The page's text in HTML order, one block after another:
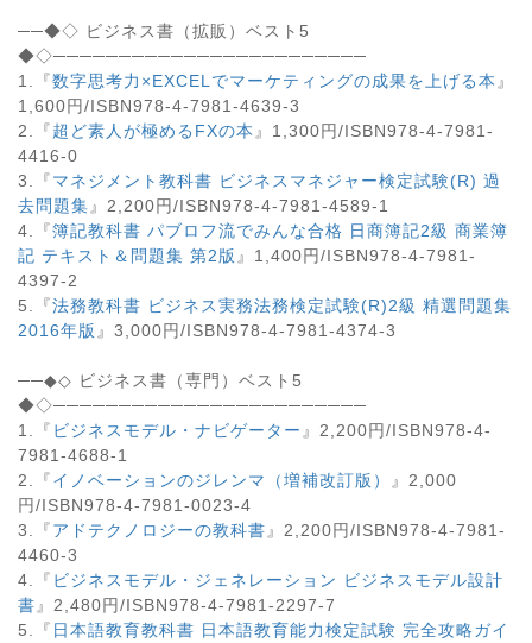
──◆◇ ビジネス書（拡販）ベスト5
◆◇────────────────────────
1.『数字思考力×EXCELでマーケティングの成果を上げる本 』
1,600円/ISBN978-4-7981-4639-3
2.『超ど素人が極めるFXの本 』1,300円/ISBN978-4-7981-
4416-0
3.『マネジメント教科書 ビジネスマネジャー検定試験(R) 過
去問題集 』2,200円/ISBN978-4-7981-4589-1
4.『簿記教科書 パブロフ流でみんな合格 日商簿記2級 商業簿
記 テキスト＆問題集 第2版 』1,400円/ISBN978-4-7981-
4397-2
5.『法務教科書 ビジネス実務法務検定試験(R)2級 精選問題集
2016年版 』3,000円/ISBN978-4-7981-4374-3
──◆◇ ビジネス書（専門）ベスト5
◆◇────────────────────────
1.『 ビジネスモデル・ナビゲーター 』2,200円/ISBN978-4-
7981-4688-1
2.『イノベーションのジレンマ（増補改訂版）
』2,000
円/ISBN978-4-7981-0023-4
3.『アドテクノロジーの教科書 』2,200円/ISBN978-4-7981-
4460-3
4.『 ビジネスモデル・ジェネレーション ビジネスモデル設計
書 』2,480円/ISBN978-4-7981-2297-7
5.『 日本語教育教科書 日本語教育能力検定試験 完全攻略ガイ